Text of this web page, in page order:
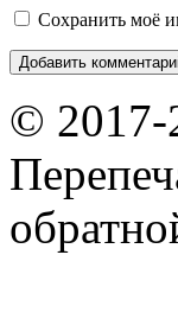
Сохранить моё
© 2017-